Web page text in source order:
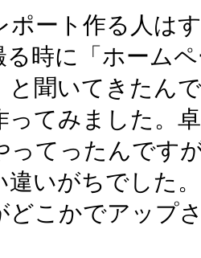
ポート作る人は
る時に「ホーム
と聞いてきたん
ってみました。
ってったんです
違いがちでした
どこかでアップ